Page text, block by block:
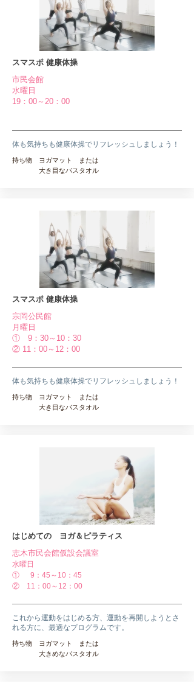
スマスポ 健康体操
市民会館
​水曜日
19：00～20：00
​体も気持ちも健康体操でリフレッシュしましょう！
持ち物 ヨガマット または
​ 大き目なバスタオル
スマスポ 健康体操
宗岡公民館
​月曜日
① 9：30～10：30
​② 11：00～12：00
​体も気持ちも健康体操でリフレッシュしましょう！
持ち物 ヨガマット または
​ 大き目なバスタオル
はじめての ヨガ＆ピラティス
志木市民会館仮設会議室
​水曜日
① 9：45～10：45
② 11：00～12：00
これから運動をはじめる方、運動を再開しようとさ
れる方に、最適なプログラムです。
持ち物 ヨガマット または
大きめなバスタオル